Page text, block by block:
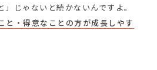
じゃないと続かないんですよ。
と・得意なことの方が成長しやす